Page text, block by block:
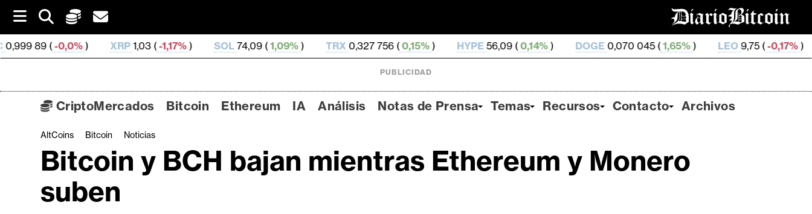
i
p
t
) XRP1,03 ( -1,17%) SOL74,09 ( 1,09%) TRX0,327 756 (0,15%) HYPE56,09 ( 0,14%) DOGE0,070 045 (1,65%) LEO9,75 ( -0,17% ) ZEC
C
r
i
p
t
PUBLICIDAD
CriptoMercados Bitcoin Ethereum IA Análisis Notas de Prensa Temas Recursos Contacto Archivos
AltCoins Bitcoin Noticias
Bitcoin y BCH bajan mientras Ethereum y Monero
suben